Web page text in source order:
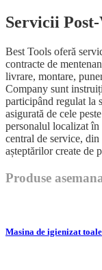
Servicii
Best Tools oferă
contracte de
livrare, montare,
Company sunt
participând regulat la
asigurată de cele
personalul localizat
central de service,
așteptărilor create de
Produse
Masina de igienizat